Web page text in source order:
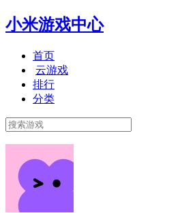
小米游戏中心
首页
云游戏
排行
分类